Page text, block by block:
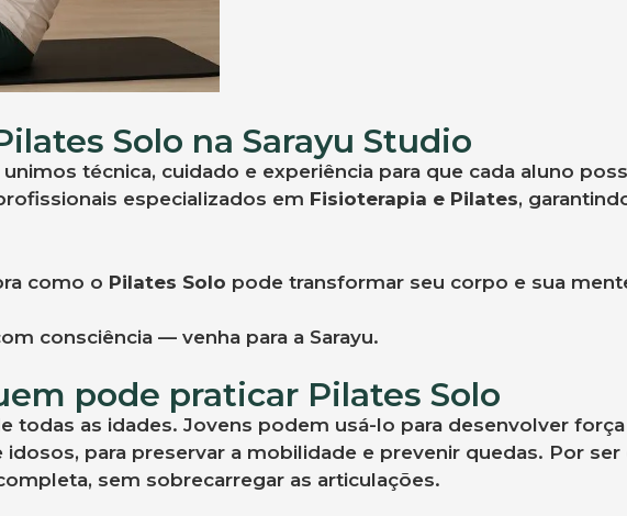
Solo na Sarayu Studio
unimos técnica, cuidado e experiência para que cada aluno
especializados em Fisioterapia e Pilates,
como o Pilates Solo pode transformar seu corpo e sua
consciência — venha para a Sarayu.
pode praticar Pilates Solo
todas as idades. Jovens podem usá-lo para desenvolver
para preservar a mobilidade e prevenir quedas. Por
sem sobrecarregar as articulações.